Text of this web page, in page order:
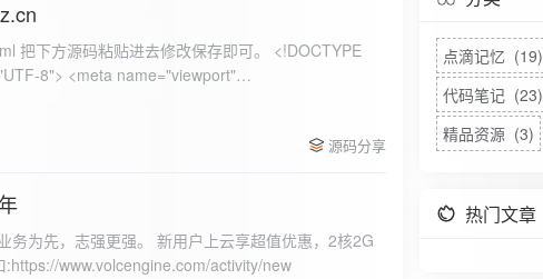
> <button type="submit">上传文
rgba(0, 0, 0, 0.2); } .flow-card .buttons, .flow-card-top .buttons { display: flex; align-items: center; justify-content: flex-end; flex-wrap: nowrap; } .flow-card a:hover, .flow-card-top a:hover { transform: translateY(-2px); box-shadow: 0 6px 15px rgba(0, 0, 0, 0.2); background: #f8f9fa; } .flow-card-top { margin-bottom: 10px; } /* 导航网格样式 */ .nav-grid { display: grid; grid-template-columns: repeat(2, 1fr); gap: 25px; width: 100%; margin: 0 auto; padding: 0; } /* 导航项样式 */ .nav-item { background: hsl(230, 10%, 33%); border-radius: 12px; padding: 12px; text-align: center; box-shadow: none; transition: all 0.3s ease; min-height: 75px; position: relative; } .nav-item:hover { transform: none; background: hsl(230, 10%, 38%); } .nav-item a { text-decoration: none; color: inherit; display: block; text-align: center; } .nav-item h3 { color: #ffffff; font-size: 17px; margin-bottom: 8px; } .nav-item p { color: rgba(255, 255, 255, 0.9); font-size: 16px; margin-bottom: 4px; } .nav-item .status { position: absolute; bottom: -20px; left: 0; right: 0; color: #ff6b6b; font-size: 12px; text-align: center; font-weight: 500; } /* 底部导航样式 */ .float-nav { display: none; } @media (max-width: 768px) { body { padding-bottom: 20px; } .container { padding: 10px; } .main-box { padding: 15px; margin: 5px; } .header { margin-bottom: 15px; padding-bottom: 10px; } .nav-grid { gap: 15px; } .flow-card, .flow-card-top { padding: 12px; margin-bottom: 10px; flex-direction: column; } .flow-card .text-content, .flow-card-top h3 { text-align: center; margin-bottom: 12px; font-size: 16px; } .flow-card h2 { font-size: 16px; margin-bottom: 5px; text-align: center; } .flow-card p { font-size: 13px; text-align: center; padding: 0 5px; } .flow-card a, .flow-card-top a, .flow-card .buttons a, .flow-card-top .buttons a { padding: 7px 0; font-size: 14px; margin: 0 4px; width: 95px; text-align: center; background: #ffffff; color: #2b5876; } .flow-card .buttons, .flow-card-top .buttons { justify-content: center; width: 100%; margin-top: 5px; } .nav-item { padding: 12px; min-height: 70px; width: 100%; } .header h1 { font-size: 24px; } .notice p { font-size: 14px; } .copyright { padding: 10px 0; font-size: 12px; } } /* 版权信息样式 */ .copyright { text-align: center; padding: 15px 0; color: #6c757d; font-size: 13px; letter-spacing: 0.5px; width: 100%; max-width: 1200px; margin: 0 auto; } /* 弹窗样式 */ .modal-overlay { position: fixed; top: 0; left: 0; right: 0; bottom: 0; background: rgba(0, 0, 0, 0.4); display: flex; justify-content: center; align-items: center; z-index: 10000; } .modal { background: white; border: 1px solid #e9ecef; padding: 25px; border-radius: 15px; width: 90%; max-width: 3
源码分享
务为先，志强更强。 新用户上云享超值优惠，2核2G
www.volcengine.com/activity/new
点滴记忆 (19)
代码笔记 (23)
精品资源 (3)
热门文章